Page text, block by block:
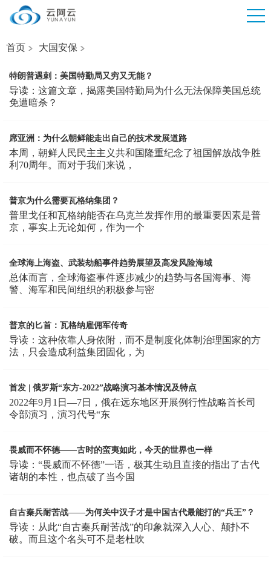
首页 大国安保
特朗普遇刺：美国特勤局又穷又无能？
导读：这篇文章，揭露美国特勤局为什么无法保障美国总统
免遭暗杀？
席亚洲：为什么朝鲜能走出自己的技术发展道路
本周，朝鲜人民民主主义共和国隆重纪念了祖国解放战争胜
利70周年。而对于我们来说，
普京为什么需要瓦格纳集团？
普里戈任和瓦格纳能否在乌克兰发挥作用的最重要因素是普
京，事实上无论如何，作为一个
全球海上海盗、武装劫船事件趋势展望及高发风险海域
总体而言，全球海盗事件逐步减少的趋势与各国海事、海
警、海军和民间组织的积极参与密
普京的匕首：瓦格纳雇佣军传奇
导读：这种依靠人身依附，而不是制度化体制治理国家的方
法，只会造成利益集团固化，为
首发 | 俄罗斯“东方-2022”战略演习基本情况及特点
2022年9月1日—7日，俄在远东地区开展例行性战略首长司
令部演习，演习代号“东
畏威而不怀德——古时的蛮夷如此，今天的世界也一样
导读：“畏威而不怀德”一语，极其生动且直接的指出了古代
诸胡的本性，也点破了当今国
自古秦兵耐苦战——为何关中汉子才是中国古代最能打的“兵王”？
导读：从此“自古秦兵耐苦战”的印象就深入人心、颠扑不
破。而且这个名头可不是老杜吹